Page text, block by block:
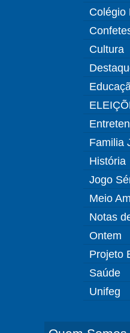
Colégio
Cultura
Familia
História
Jogo
Meio
Notas
Ontem
Projeto
Saúde
Unifeg